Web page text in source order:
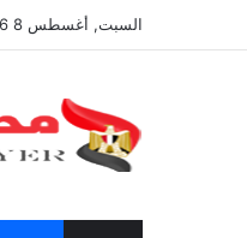
السبت, أغسطس 8 2026